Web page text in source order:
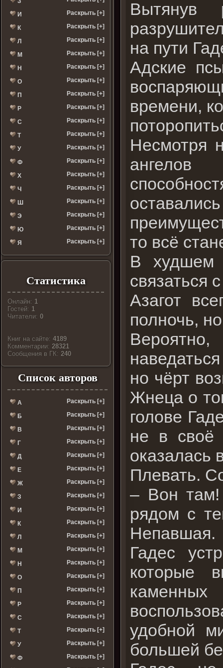
И Раскрыть [+]
К Раскрыть [+]
Л Раскрыть [+]
М Раскрыть [+]
Н Раскрыть [+]
О Раскрыть [+]
П Раскрыть [+]
Р Раскрыть [+]
С Раскрыть [+]
Т Раскрыть [+]
У Раскрыть [+]
Ф Раскрыть [+]
Х Раскрыть [+]
Ч Раскрыть [+]
Ш Раскрыть [+]
Э Раскрыть [+]
Ю Раскрыть [+]
Я Раскрыть [+]
Статистика
Онлайн: 1
Гостей: 1
Читатели:0
Книг на сайте:4189
Комментарии:28321
Cообщения в ГК:240
Список авторов
А Раскрыть [+]
Б Раскрыть [+]
В Раскрыть [+]
Г Раскрыть [+]
Д Раскрыть [+]
Е Раскрыть [+]
Ж Раскрыть [+]
З Раскрыть [+]
И Раскрыть [+]
К Раскрыть [+]
Л Раскрыть [+]
М Раскрыть [+]
Н Раскрыть [+]
О Раскрыть [+]
П Раскрыть [+]
Р Раскрыть [+]
С Раскрыть [+]
Т Раскрыть [+]
У Раскрыть [+]
Ф Раскрыть [+]
Вытянув
на пути
Адские
времени,
Несмотря
ангелов
то всё
В худшем
связаться
Азагот
полночь,
но чёрт
Жнеца о
голове
не в своё
оказалась
Плевать.
– Вон там!
рядом с
Непавшая.
Гадес
которые
удобной
большей